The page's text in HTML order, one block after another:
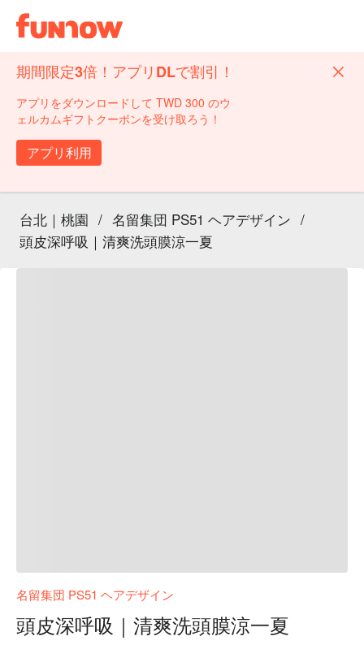
期間限定3倍！アプリDLで割引！
アプリをダウンロードして TWD 300 のウ
ェルカムギフトクーポンを受け取ろう！
アプリ利用
台北｜桃園 / 名留集団 PS51 ヘアデザイン /
頭皮深呼吸｜清爽洗頭膜涼一夏
名留集団 PS51 ヘアデザイン
頭皮深呼吸｜清爽洗頭膜涼一夏